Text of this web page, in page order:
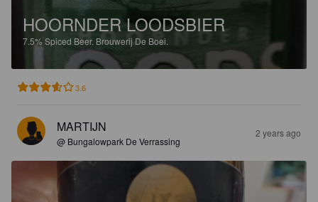
HOORNDER LOODSBIER
7.5% Spiced Beer. Brouwerij De Boei.
3.6
MARTIJN
@ Bungalowpark De Verrassing
2 years ago